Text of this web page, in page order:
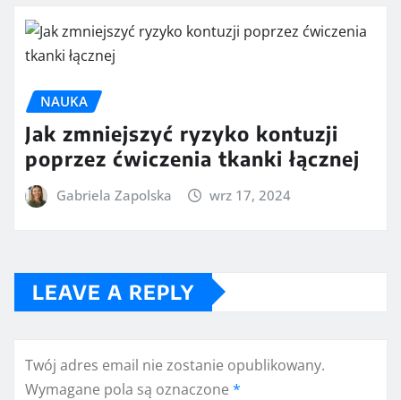
NAUKA
Jak zmniejszyć ryzyko kontuzji
poprzez ćwiczenia tkanki łącznej
Gabriela Zapolska wrz 17, 2024
LEAVE A REPLY
Twój adres email nie zostanie opublikowany.
Wymagane pola są oznaczone *